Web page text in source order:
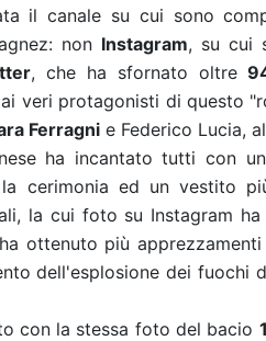
il canale su cui sono
non Instagram, su cui
, che ha sfornato oltre
veri protagonisti di questo
Ferragni e Federico Lucia,
ha incantato tutti con
cerimonia ed un vestito
la cui foto su Instagram
ottenuto più
dell'esplosione dei fuochi
con la stessa foto del bacio